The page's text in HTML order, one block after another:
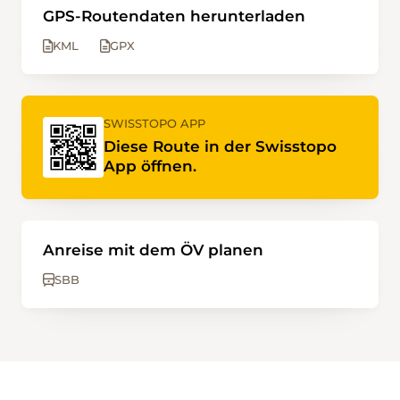
GPS-Routendaten herunterladen
KML GPX
SWISSTOPO APP
Diese Route in der Swisstopo
App öffnen.
Anreise mit dem ÖV planen
SBB